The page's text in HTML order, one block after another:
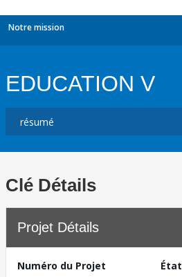
Notre mission
EDUCATION V
Clé Détails
Projet Détails
Numéro du Projet
État